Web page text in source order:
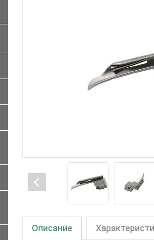
Описание